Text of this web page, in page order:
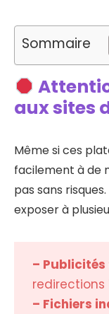
Sommaire
aux sites
Même si ces
facilement à de
pas sans
exposer à
–
– Fichiers